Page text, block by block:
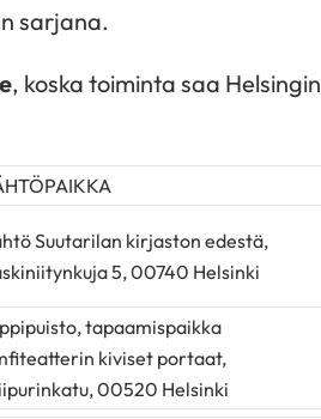
sarjana.
, koska toiminta saa Helsingin
Suutarilan kirjaston edestä,
5, 00740 Helsinki
tapaamispaikka
kiviset portaat,
00520 Helsinki